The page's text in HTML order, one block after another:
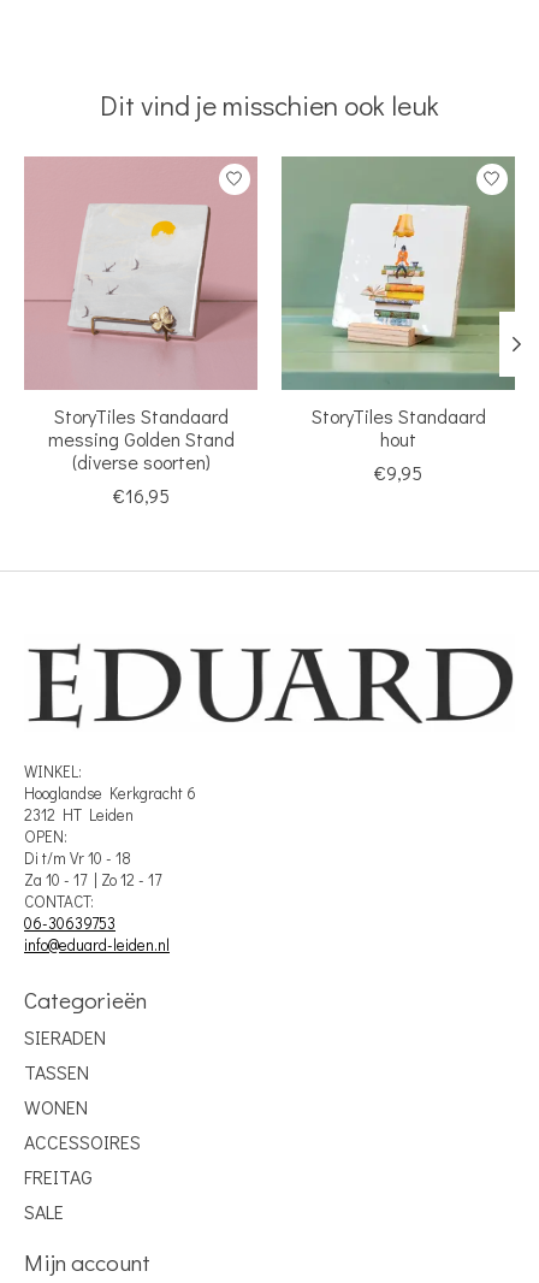
Dit vind je misschien ook leuk
Items van productcarrousel
StoryTiles Standaard
messing Golden Stand
(diverse soorten)
€16,95
StoryTiles Standaard
hout
€9,95
WINKEL:
Hooglandse Kerkgracht 6
2312 HT Leiden
OPEN:
Di t/m Vr 10 - 18
Za 10 - 17 | Zo 12 - 17
CONTACT:
06-30639753
info@eduard-leiden.nl
Categorieën
SIERADEN
TASSEN
WONEN
ACCESSOIRES
FREITAG
SALE
Mijn account